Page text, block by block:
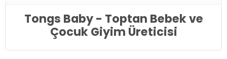
Tongs Baby - Toptan Bebek ve
Çocuk Giyim Üreticisi